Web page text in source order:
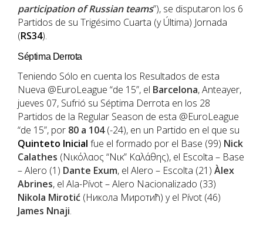
participation of Russian teams”), se disputaron los 6
Partidos de su Trigésimo Cuarta (y Última) Jornada
(RS34).
Séptima Derrota
Teniendo Sólo en cuenta los Resultados de esta
Nueva @EuroLeague “de 15”, el Barcelona, Anteayer,
jueves 07, Sufrió su Séptima Derrota en los 28
Partidos de la Regular Season de esta @EuroLeague
“de 15”, por 80 a 104(-24), en un Partido en el que su
Quinteto Inicial fue el formado por el Base (99) Nick
Calathes (Νικόλαος “Νικ” Καλάθης), el Escolta – Base
– Alero (1) Dante Exum, el Alero – Escolta (21) Àlex
Abrines, el Ala-Pívot – Alero Nacionalizado (33)
Nikola Mirotić (Никола Миротић) y el Pívot (46)
James Nnaji.